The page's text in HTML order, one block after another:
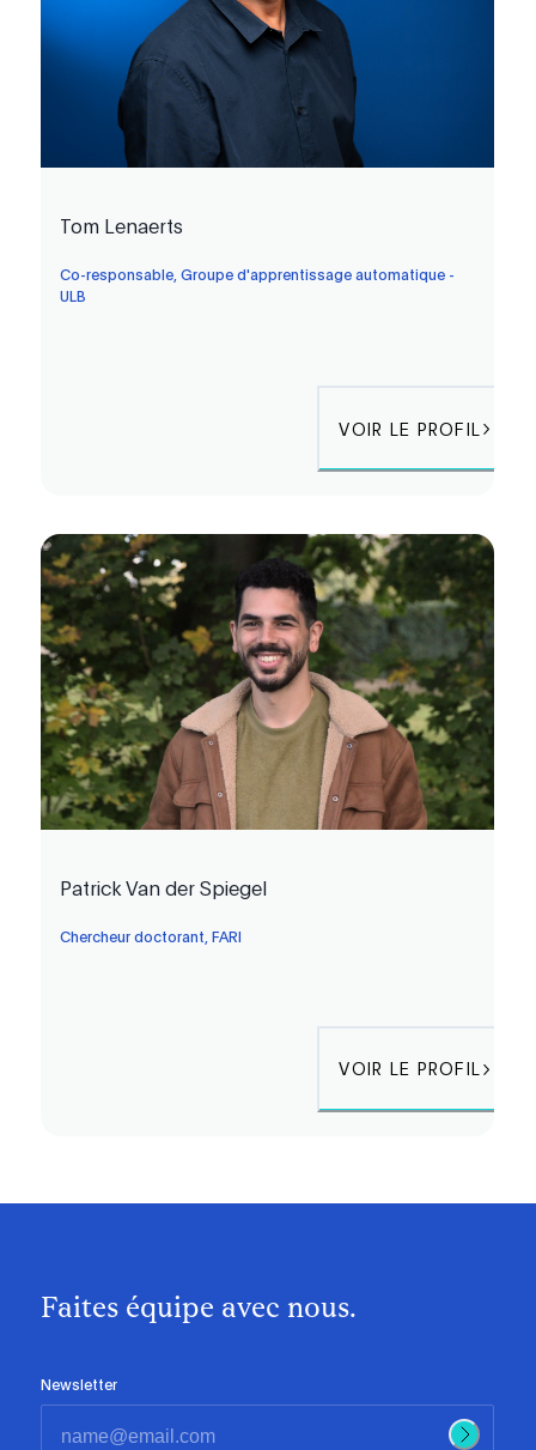
Tom Lenaerts
Co-responsable, Groupe d'apprentissage automatique -
ULB
VOIR LE PROFIL
Patrick Van der Spiegel
Chercheur doctorant, FARI
VOIR LE PROFIL
Faites équipe avec nous.
Newsletter